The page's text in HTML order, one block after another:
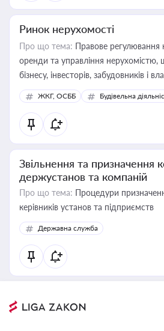
Ринок нерухомості
Про що тема: Правове регулювання
оренди та управління
бізнесу, інвесторів, забудовників і
ЖКГ, ОСББ Будівельна
Звільнення та призначення
держустанов та компаній
Про що тема: Процедури
керівників установ та підприємств
Державна служба